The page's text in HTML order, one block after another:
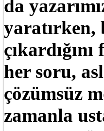
da
yaratırken,
her soru,
çözümsüz
zamanla